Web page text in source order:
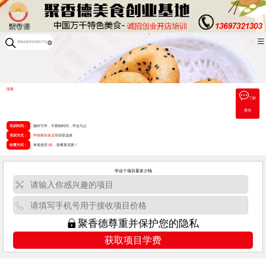
面窝
了解
费用
培训时间： 随时可学，不限制时间，学会为止
培训方式： 学校和实体店培训双选择
收费方式： 单项低至3折 ，套餐更优惠！
学这个项目要多少钱
聚香德尊重并保护您的隐私